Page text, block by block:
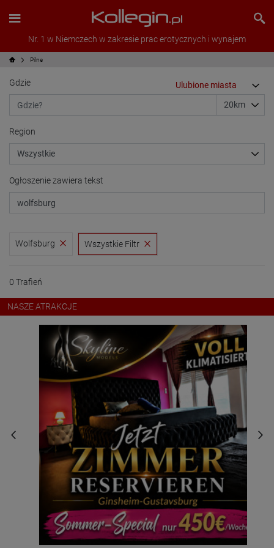
Nr. 1 w Niemczech w zakresie prac erotycznych i wynajem
Pilne
Gdzie
Region
Ogłoszenie zawiera tekst
Wolfsburg Wszystkie Filtr
0 Trafień
NASZE ATRAKCJE